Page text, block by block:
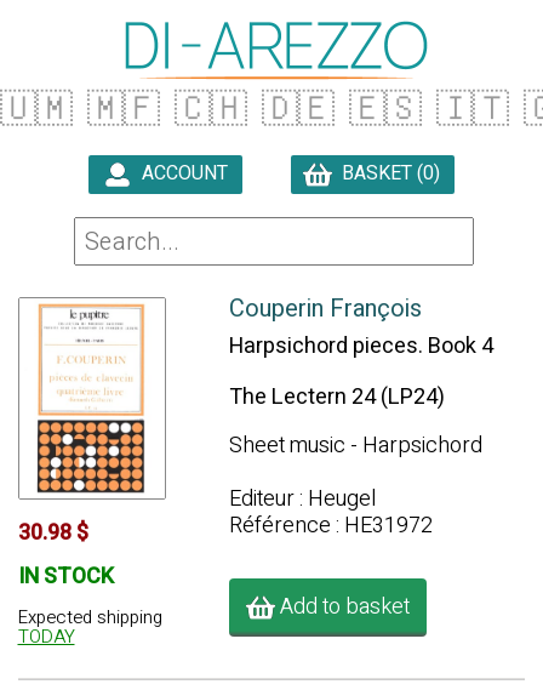
🇺🇲 🇲🇫 🇨🇭 🇩🇪 🇪🇸 🇮🇹
ACCOUNT BASKET (0)
30.98 $
IN STOCK
Expected shipping
TODAY
Couperin François
Harpsichord pieces. Book 4
The Lectern 24 (LP24)
Sheet music - Harpsichord
Editeur : Heugel
Référence : HE31972
Add to basket